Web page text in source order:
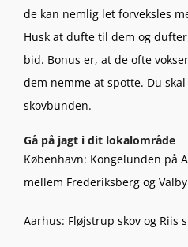
de kan nemlig let forveksles
Husk at dufte til dem og
bid. Bonus er, at de ofte
dem nemme at spotte. Du
skovbunden.
Gå på jagt i dit lokalområde
København: Kongelunden på
mellem Frederiksberg og
Aarhus: Fløjstrup skov og Riis